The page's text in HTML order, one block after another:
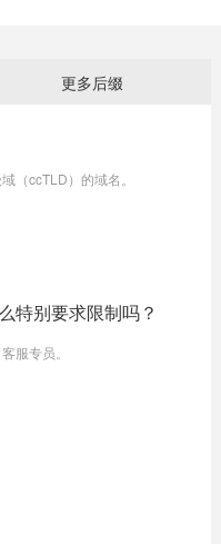
更多后缀
（ccTLD）的域名。
特别要求限制吗？
服专员。